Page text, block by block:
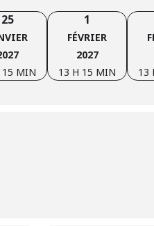
25
15 MIN
1
FÉVRIER
2027
13 H 15 MIN
13